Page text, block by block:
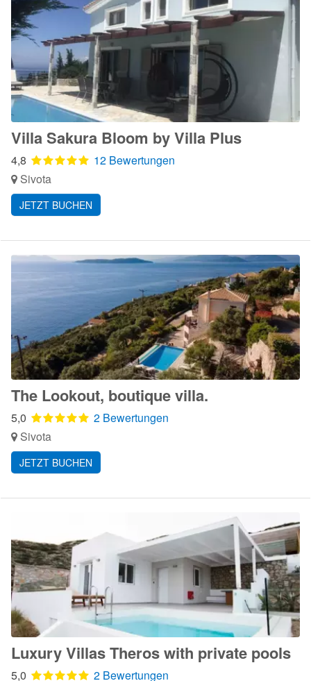
Villa Sakura Bloom by Villa Plus
4,8
12 Bewertungen
Sivota
JETZT BUCHEN
The Lookout, boutique villa.
5,0
2 Bewertungen
Sivota
JETZT BUCHEN
Luxury Villas Theros with private pools
5,0 2 Bewertungen